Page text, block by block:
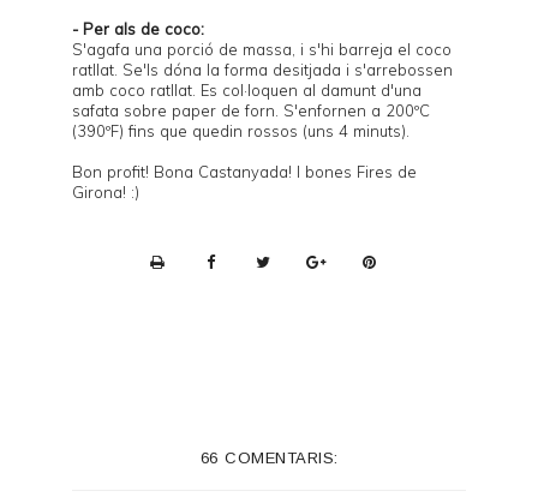
- Per als de coco:
S'agafa una porció de massa, i s'hi barreja el coco
ratllat. Se'ls dóna la forma desitjada i s'arrebossen
amb coco ratllat. Es col·loquen al damunt d'una
safata sobre paper de forn. S'enfornen a 200ºC
(390ºF) fins que quedin rossos (uns 4 minuts).
Bon profit! Bona Castanyada! I bones Fires de
Girona! :)
66 COMENTARIS: